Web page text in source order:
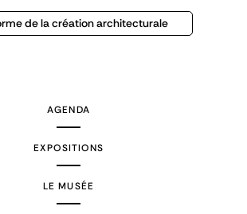
de la création architecturale
AGENDA
EXPOSITIONS
LE MUSÉE